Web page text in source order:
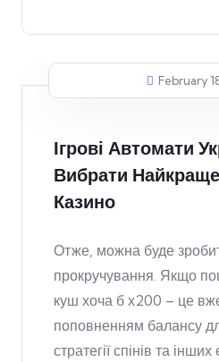
February
Ігрові Автомати
Вибрати
Казино
Отже, можна буде
прокручування. Якщо
куш хоча б х200 – це
поповненням балансу
стратегії спінів та